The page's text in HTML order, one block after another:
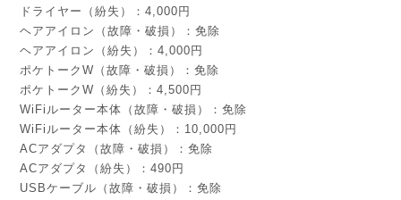
ドライヤー（紛失）：4,000円
ヘアアイロン（故障・破損）：免除
ヘアアイロン（紛失）：4,000円
ポケトークW（故障・破損）：免除
ポケトークW（紛失）：4,500円
WiFiルーター本体（故障・破損）：免除
WiFiルーター本体（紛失）：10,000円
ACアダプタ（故障・破損）：免除
ACアダプタ（紛失）：490円
USBケーブル（故障・破損）：免除